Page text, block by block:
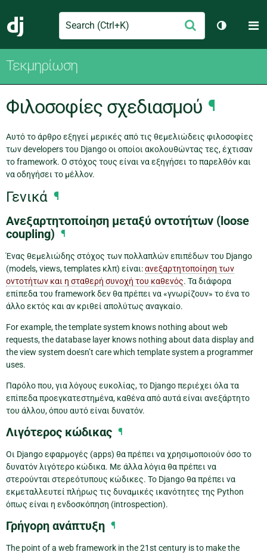
Django
Search Υποβολή
Toggle
Τεκμηρίωση
Φιλοσοφίες σχεδιασμού ¶
Αυτό το άρθρο εξηγεί μερικές από τις θεμελιώδεις φιλοσοφίες
των developers του Django οι οποίοι ακολουθώντας τες, έχτισαν
το framework. Ο στόχος τους είναι να εξηγήσει το παρελθόν και
να οδηγήσει το μέλλον.
Γενικά ¶
Ανεξαρτητοποίηση μεταξύ οντοτήτων (loose
coupling) ¶
Ένας θεμελιώδης στόχος των πολλαπλών επιπέδων του Django
(models, views, templates κλπ) είναι:ανεξαρτητοποίηση των
οντοτήτων και η σταθερή συνοχή του καθενός. Τα διάφορα
επίπεδα του framework δεν θα πρέπει να «γνωρίζουν» το ένα το
άλλο εκτός και αν κριθεί απολύτως αναγκαίο.
For example, the template system knows nothing about web
requests, the database layer knows nothing about data display and
the view system doesn’t care which template system a programmer
uses.
Παρόλο που, για λόγους ευκολίας, το Django περιέχει όλα τα
επίπεδα προεγκατεστημένα, καθένα από αυτά είναι ανεξάρτητο
του άλλου, όπου αυτό είναι δυνατόν.
Λιγότερος κώδικας ¶
Οι Django εφαρμογές (apps) θα πρέπει να χρησιμοποιούν όσο το
δυνατόν λιγότερο κώδικα. Με άλλα λόγια θα πρέπει να
στερούνται στερεότυπους κώδικες. Το Django θα πρέπει να
εκμεταλλευτεί πλήρως τις δυναμικές ικανότητες της Python
όπως είναι η ενδοσκόπηση (introspection).
Γρήγορη ανάπτυξη ¶
The point of a web framework in the 21st century is to make the